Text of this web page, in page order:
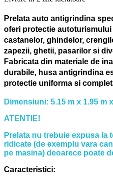
Prelata auto antigrindina
oferi protectie
castanelor, ghindelor,
zapezii, ghetii, pasarilor si
Fabricata din materiale de
durabile, husa antigrindina
protectie uniforma si
Dimensiuni: 5.15 m x 1.95 m
ATENTIE!
Prelata nu trebuie expusa la
ridicate (de exemplu vara
pe masina) deoarece poate
Caracteristici: